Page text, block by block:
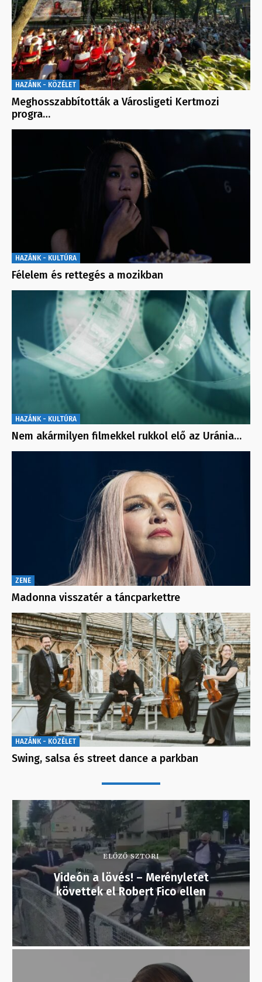
HAZÁNK - KÖZÉLET
Meghosszabbították a Városligeti Kertmozi
progra…
HAZÁNK - KULTÚRA
Félelem és rettegés a mozikban
HAZÁNK - KULTÚRA
Nem akármilyen filmekkel rukkol elő az Uránia…
ZENE
Madonna visszatér a táncparkettre
HAZÁNK - KÖZÉLET
Swing, salsa és street dance a parkban
ELŐZŐ SZTORI
Videón a lövés! – Merényletet
követtek el Robert Fico ellen